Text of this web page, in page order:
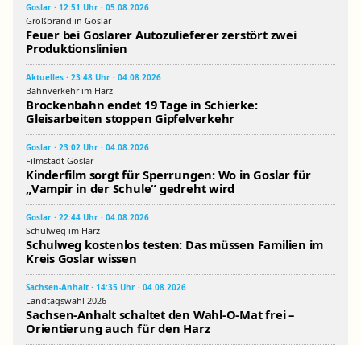
Goslar · 12:51 Uhr · 05.08.2026
Großbrand in Goslar
Feuer bei Goslarer Autozulieferer zerstört zwei
Produktionslinien
Aktuelles · 23:48 Uhr · 04.08.2026
Bahnverkehr im Harz
Brockenbahn endet 19 Tage in Schierke:
Gleisarbeiten stoppen Gipfelverkehr
Goslar · 23:02 Uhr · 04.08.2026
Filmstadt Goslar
Kinderfilm sorgt für Sperrungen: Wo in Goslar für
„Vampir in der Schule“ gedreht wird
Goslar · 22:44 Uhr · 04.08.2026
Schulweg im Harz
Schulweg kostenlos testen: Das müssen Familien im
Kreis Goslar wissen
Sachsen-Anhalt · 14:35 Uhr · 04.08.2026
Landtagswahl 2026
Sachsen-Anhalt schaltet den Wahl-O-Mat frei –
Orientierung auch für den Harz